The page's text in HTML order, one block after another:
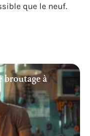
que le neuf.
broutage à